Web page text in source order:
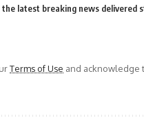
the latest breaking news delivered
Terms of Use and acknowledge